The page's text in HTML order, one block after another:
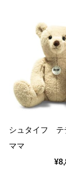
シュタイフ
ママ